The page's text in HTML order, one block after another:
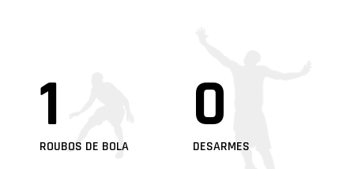
1
ROUBOS DE BOLA
0
DESARMES